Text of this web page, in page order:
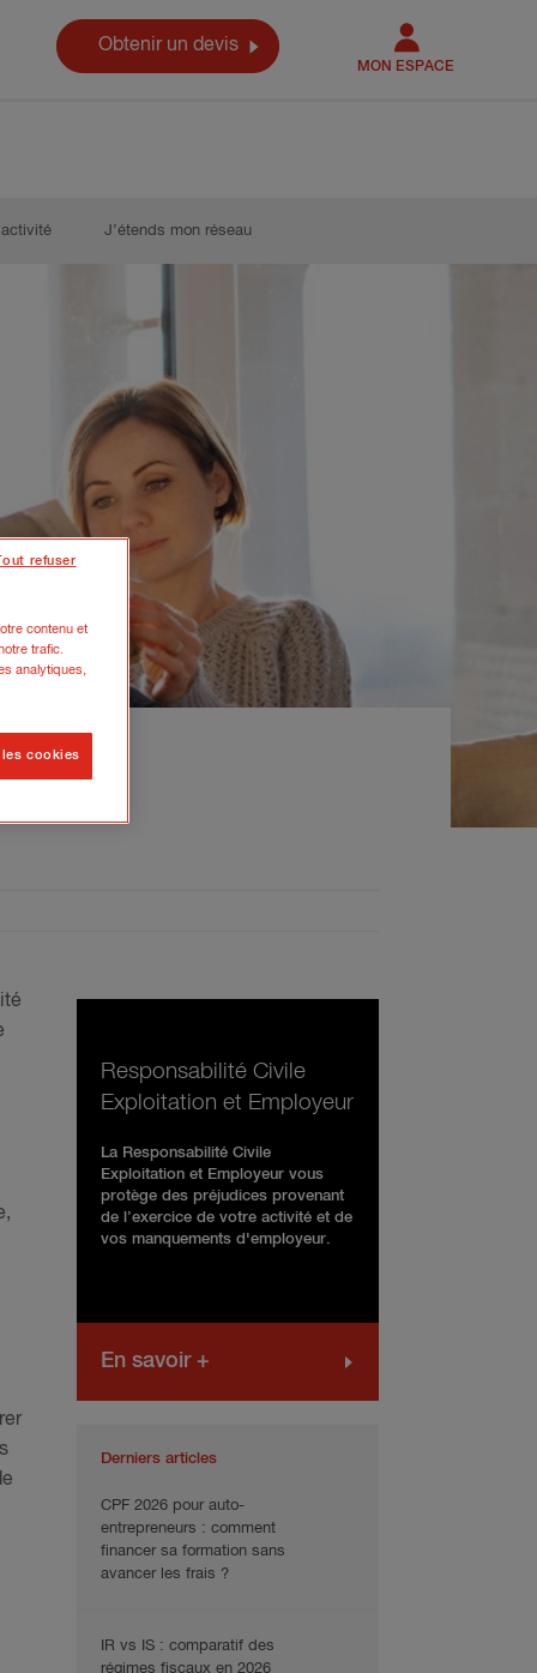
Obtenir un devis
MON ESPACE
J’étends mon réseau
Responsabilité Civile
Exploitation et Employeur
La Responsabilité Civile
Exploitation et Employeur vous
protège des préjudices provenant
de l’exercice de votre activité et de
vos manquements d'employeur.
En savoir +
Derniers articles
CPF 2026 pour auto-
entrepreneurs : comment
financer sa formation sans
avancer les frais ?
IR vs IS : comparatif des
régimes fiscaux en 2026
contenu et
trafic.
analytiques,
refuser
cookies